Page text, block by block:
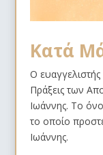
Κατά
Ο
Πράξεις των
Ιωάννης. Το
το οποίο
Ιωάννης.